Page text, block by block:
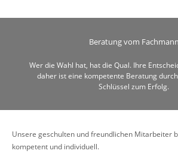
Beratung vom Fachmann
Wer die Wahl hat, hat die Qual. Ihre
daher ist eine kompetente Beratung
Schlüssel zum Erfolg.
Unsere geschulten und freundlichen Mitarbeiter
kompetent und individuell.